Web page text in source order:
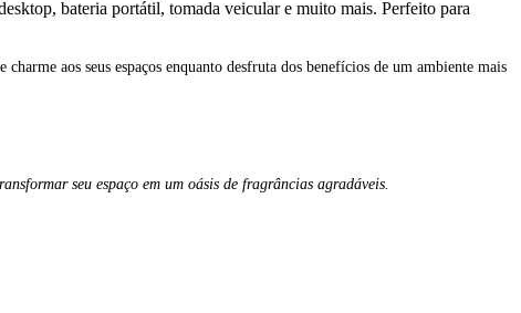
bateria portátil, tomada veicular e muito mais. Perfeito para
aos seus espaços enquanto desfruta dos benefícios de um ambiente mais
seu espaço em um oásis de fragrâncias agradáveis.